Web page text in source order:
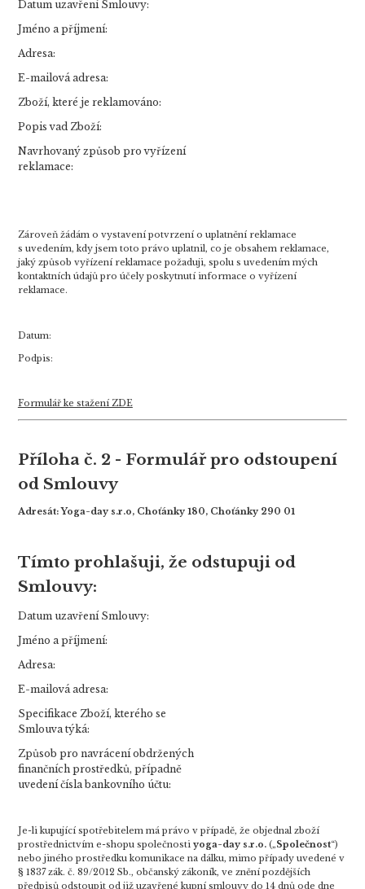
Datum uzavření Smlouvy:
Jméno a příjmení:
Adresa:
E-mailová adresa:
Zboží, které je reklamováno:
Popis vad Zboží:
Navrhovaný způsob pro vyřízení
reklamace:
Zároveň žádám o vystavení potvrzení o uplatnění reklamace
s uvedením, kdy jsem toto právo uplatnil, co je obsahem reklamace,
jaký způsob vyřízení reklamace požaduji, spolu s uvedením mých
kontaktních údajů pro účely poskytnutí informace o vyřízení
reklamace.
Datum:
Podpis:
Formulář ke stažení ZDE
Příloha č. 2 - Formulář pro odstoupení
od Smlouvy
Adresát: Yoga-day s.r.o, Choťánky 180, Choťánky 290 01
Tímto prohlašuji, že odstupuji od
Smlouvy:
Datum uzavření Smlouvy:
Jméno a příjmení:
Adresa:
E-mailová adresa:
Specifikace Zboží, kterého se
Smlouva týká:
Způsob pro navrácení obdržených
finančních prostředků, případně
uvedení čísla bankovního účtu:
Je-li kupující spotřebitelem má právo v případě, že objednal zboží
prostřednictvím e-shopu společnosti yoga-day s.r.o.(„Společnost“)
nebo jiného prostředku komunikace na dálku, mimo případy uvedené v
§ 1837 zák. č. 89/2012 Sb., občanský zákoník, ve znění pozdějších
předpisů odstoupit od již uzavřené kupní smlouvy do 14 dnů ode dne